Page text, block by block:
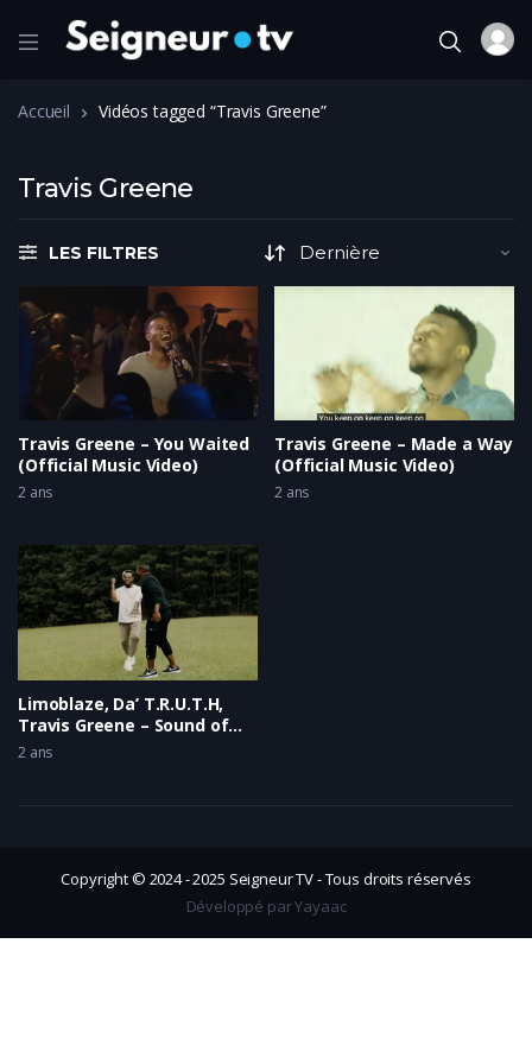
Accueil Vidéos tagged “Travis Greene”
Travis Greene
LES FILTRES
Travis Greene – You Waited
(Official Music Video)
2 ans
Travis Greene – Made a Way
(Official Music Video)
2 ans
Limoblaze, Da’ T.R.U.T.H,
Travis Greene – Sound of
Victory
2 ans
Copyright © 2024 - 2025 Seigneur TV - Tous droits réservés
Développé par Yayaac